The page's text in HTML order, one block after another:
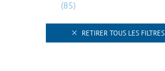
(85)
RETIRER TOUS LES FILTRES